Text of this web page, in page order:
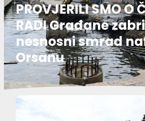
PROVJERILI SMO O
RADI Građane
nesnosni smrad
Orsanu